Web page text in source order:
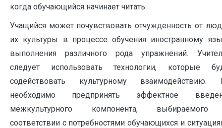
когда обучающийся начинает читать.
Учащийся может почувствовать отчужденность от
их культуры в процессе обучения иностранному
выполнения различного рода упражнений.
следует использовать технологии, которые
содействовать культурному взаимодействию.
необходимо предпринять эффектное
межкультурного компонента,
соответствии с потребностями обучающихся и